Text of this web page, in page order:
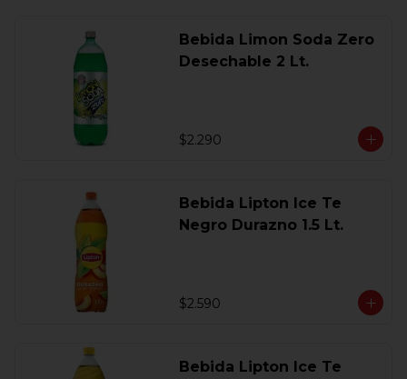
Bebida Limon Soda Zero
Desechable 2 Lt.
$2.290
Bebida Lipton Ice Te
Negro Durazno 1.5 Lt.
$2.590
Bebida Lipton Ice Te